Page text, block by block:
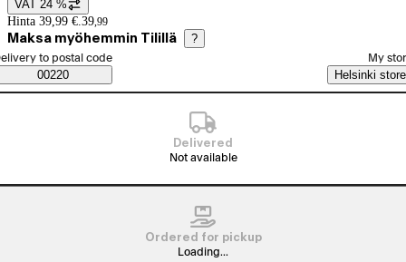
Price details
VAT 24 %
Hinta 39,99 €. 39,99
Maksa myöhemmin Tilillä ?
Saatavuustiedot
order method
to postal code
00220
My
Helsinki store
Delivered
Not available
Ordered for pickup
Loading...